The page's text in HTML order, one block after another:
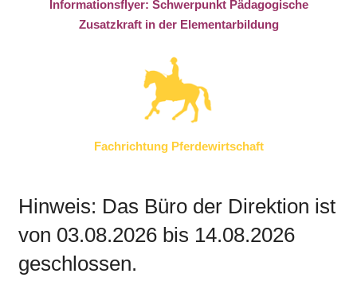
Informationsflyer: Schwerpunkt Pädagogische
Zusatzkraft in der Elementarbildung
Fachrichtung Pferdewirtschaft
Hinweis: Das Büro der Direktion ist
von 03.08.2026 bis 14.08.2026
geschlossen.